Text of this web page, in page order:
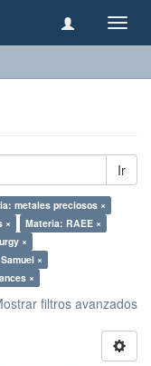
Ir
metales preciosos ×
×
Materia: RAEE ×
×
×
×
filtros avanzados